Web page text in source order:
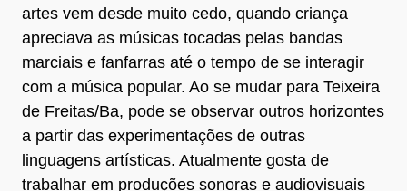
artes vem desde muito cedo, quando criança
apreciava as músicas tocadas pelas bandas
marciais e fanfarras até o tempo de se interagir
com a música popular. Ao se mudar para Teixeira
de Freitas/Ba, pode se observar outros horizontes
a partir das experimentações de outras
linguagens artísticas. Atualmente gosta de
trabalhar em produções sonoras e audiovisuais